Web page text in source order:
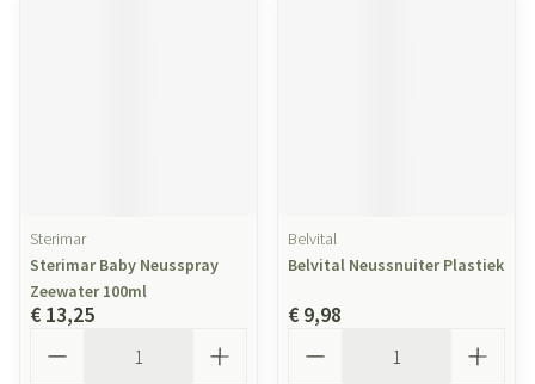
Sterimar
Sterimar Baby Neusspray
Zeewater 100ml
€ 13,25
Belvital
Belvital Neussnuiter Plastiek
€ 9,98